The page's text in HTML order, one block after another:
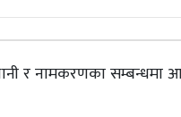
र नामकरणका सम्बन्धमा